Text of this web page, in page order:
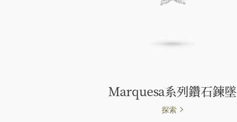
Marquesa系列鑽石鍊墜
探索